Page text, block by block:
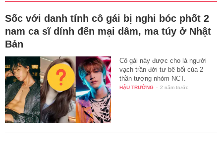
Sốc với danh tính cô gái bị nghi bóc phốt 2
nam ca sĩ dính đến mại dâm, ma túy ở Nhật
Bản
Cô gái này được cho là người
vạch trần đời tư bê bối của 2
thần tượng nhóm NCT.
HẬU TRƯỜNG - 2 năm trước